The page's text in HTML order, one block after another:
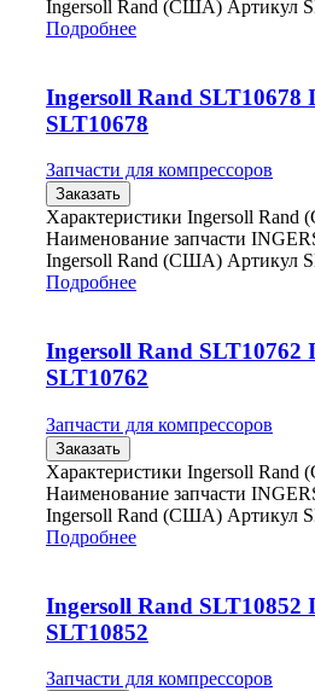
Ingersoll Rand (США) Артикул
Подробнее
Ingersoll Rand
SLT10678
Запчасти для компрессоров
Заказать
Характеристики Ingersoll
Наименование запчасти
Ingersoll Rand (США) Артикул
Подробнее
Ingersoll Rand
SLT10762
Запчасти для компрессоров
Заказать
Характеристики Ingersoll
Наименование запчасти
Ingersoll Rand (США) Артикул
Подробнее
Ingersoll Rand
SLT10852
Запчасти для компрессоров